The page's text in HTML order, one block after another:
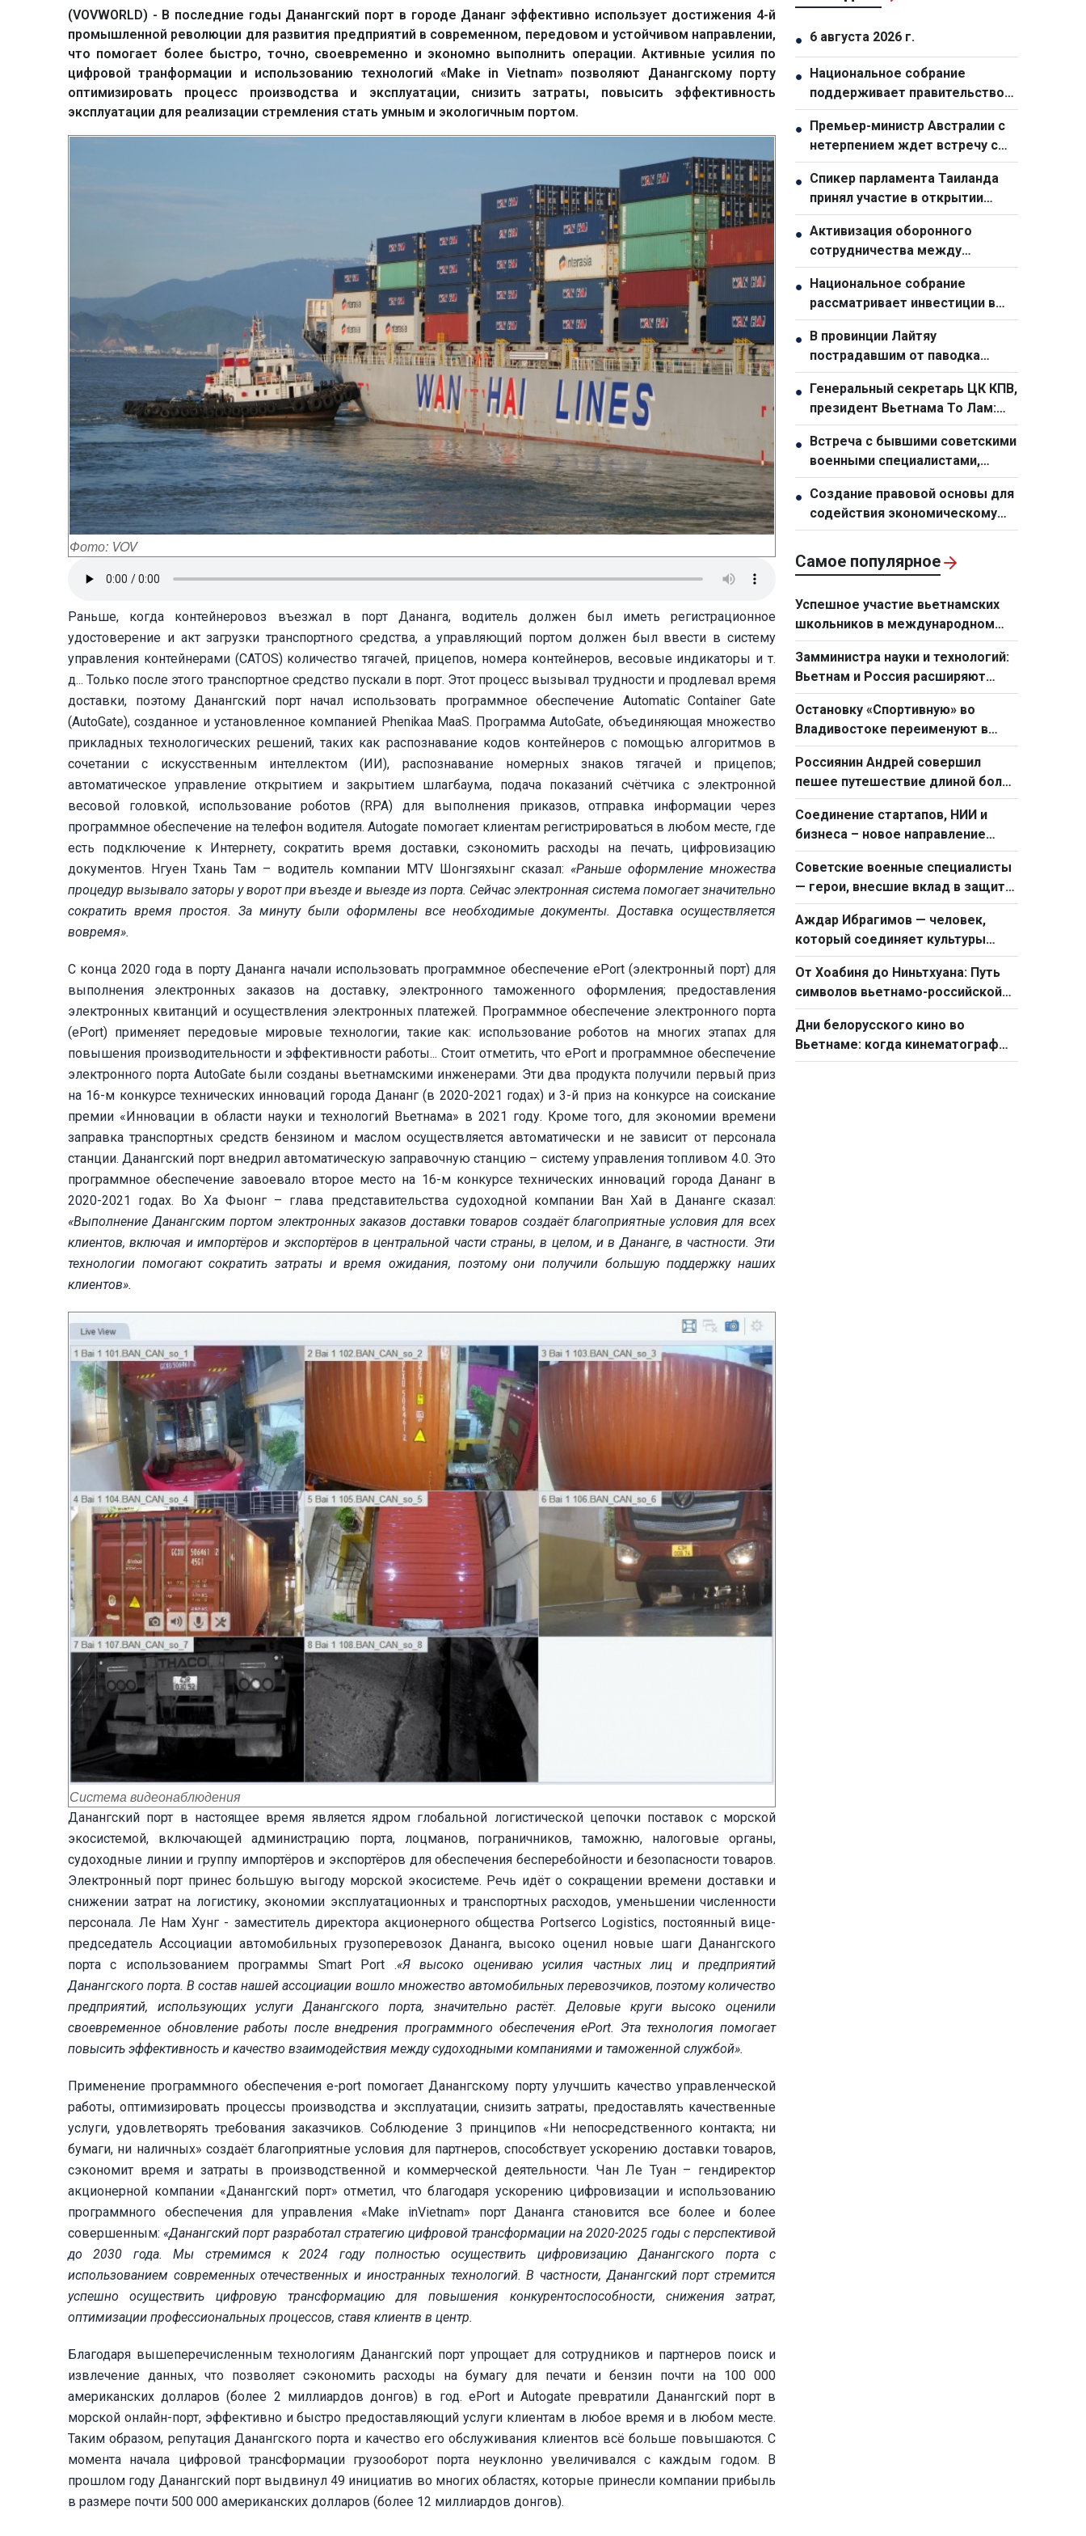
(VOVWORLD) - В последние годы Данангский порт в городе Дананг эффективно использует достижения 4-й
промышленной революции для развития предприятий в современном, передовом и устойчивом направлении,
что помогает более быстро, точно, своевременно и экономно выполнить операции. Активные усилия по
цифровой транформации и использованию технологий «Make in Vietnam» позволяют Данангскому порту
оптимизировать процесс производства и эксплуатации, снизить затраты, повысить эффективность
эксплуатации для реализации стремления стать умным и экологичным портом.
Фото: VOV
Раньше, когда контейнеровоз въезжал в порт Дананга, водитель должен был иметь регистрационное
удостоверение и акт загрузки транспортного средства, а управляющий портом должен был ввести в систему
управления контейнерами (CATOS) количество тягачей, прицепов, номера контейнеров, весовые индикаторы и т.
д... Только после этого транспортное средство пускали в порт. Этот процесс вызывал трудности и продлевал время
доставки, поэтому Данангский порт начал использовать программное обеспечение Automatic Container Gate
(AutoGate), созданное и установленное компанией Phenikaa MaaS. Программа AutoGate, объединяющая множество
прикладных технологических решений, таких как распознавание кодов контейнеров с помощью алгоритмов в
сочетании с искусственным интеллектом (ИИ), распознавание номерных знаков тягачей и прицепов;
автоматическое управление открытием и закрытием шлагбаума, подача показаний счётчика с электронной
весовой головкой, использование роботов (RPA) для выполнения приказов, отправка информации через
программное обеспечение на телефон водителя. Autogate помогает клиентам регистрироваться в любом месте, где
есть подключение к Интернету, сократить время доставки, сэкономить расходы на печать, цифровизацию
документов. Нгуен Тхань Там – водитель компании МТV Шонгзяхынг сказал: «Раньше оформление множества
процедур вызывало заторы у ворот привъезде и выездеиз порта. Сейчас электронная система помогает значительно
сократить время простоя. За минуту были оформлены все необходимые документы. Доставка осуществляется
вовремя».
С конца 2020 года в порту Дананга начали использовать программное обеспечение ePort (электронный порт) для
выполнения электронных заказов на доставку, электронного таможенного оформления; предоставления
электронных квитанций и осуществления электронных платежей. Программное обеспечение электронного порта
(ePort) применяет передовые мировые технологии, такие как: использование роботов на многих этапах для
повышения производительности и эффективности работы... Стоит отметить, что ePort и программное обеспечение
электронного порта AutoGate были созданы вьетнамскими инженерами. Эти два продукта получили первый приз
на 16-м конкурсе технических инноваций города Дананг (в 2020-2021 годах) и 3-й приз на конкурсе на соискание
премии «Инновации в области науки и технологий Вьетнама» в 2021 году. Кроме того, для экономии времени
заправка транспортных средств бензином и маслом осуществляется автоматически и не зависит от персонала
станции. Данангский порт внедрил автоматическую заправочную станцию – систему управления топливом 4.0. Это
программное обеспечение завоевало второе место на 16-м конкурсе технических инноваций города Дананг в
2020-2021 годах. Во Ха Фыонг – глава представительства судоходной компании Ван Хай в Дананге сказал:
«Выполнение Данангским портом электронных заказов доставки товаров создаёт благоприятные условия длявсех
клиентов, включая и импортёров и экспортёров в центральной части страны, в целом, и в Дананге, в частности. Эти
технологии помогают сократить затраты и время ожидания, поэтому они получили большую поддержку наших
клиентов».
Система видеонаблюдения
Данангский порт в настоящее время является ядром глобальной логистической цепочки поставок с морской
экосистемой, включающей администрацию порта, лоцманов, пограничников, таможню, налоговые органы,
судоходные линии и группу импортёров и экспортёров для обеспечения бесперебойности и безопасности товаров.
Электронный порт принес большую выгоду морской экосистеме. Речь идёт о сокращении времени доставки и
снижении затрат на логистику, экономии эксплуатационных и транспортных расходов, уменьшении численности
персонала. Ле Нам Хунг - заместитель директора акционерного общества Portserco Logistics, постоянный вице-
председатель Ассоциации автомобильных грузоперевозок Дананга, высоко оценил новые шаги Данангского
порта с использованием программы Smart Port .«Я высоко оцениваю усилия частных лиц и предприятий
Данангского порта. В состав нашей ассоциации вошло множество автомобильных перевозчиков, поэтому количество
предприятий, использующих услуги Данангского порта, значительно растёт. Деловые круги высоко оценили
своевременное обновление работы после внедрения программного обеспечения ePort. Эта технология помогает
повысить эффективность и качество взаимодействия между судоходными компаниями и таможенной службой».
Применение программного обеспечения e-port помогает Данангскому порту улучшить качество управленческой
работы, оптимизировать процессы производства и эксплуатации, снизить затраты, предоставлять качественные
услуги, удовлетворять требования заказчиков. Соблюдение 3 принципов «Ни непосредственного контакта; ни
бумаги, ни наличных» создаёт благоприятные условия для партнеров, способствует ускорению доставки товаров,
сэкономит время и затраты в производственной и коммерческой деятельности. Чан Ле Туан – гендиректор
акционерной компании «Данангский порт» отметил, что благодаря ускорению цифровизации и использованию
программного обеспечения для управления «Make inVietnam» порт Дананга становится все более и более
совершенным: «Данангский порт разработал стратегию цифровой трансформации на 2020-2025 годы с перспективой
до 2030 года. Мы стремимся к 2024 году полностью осуществить цифровизацию Данангского порта с
использованием современных отечественных и иностранных технологий. В частности, Данангский порт стремится
успешно осуществить цифровую трансформацию для повышения конкурентоспособности, снижения затрат,
оптимизации профессиональных процессов, ставя клиентв в центр.
Благодаря вышеперечисленным технологиям Данангский порт упрощает для сотрудников и партнеров поиск и
извлечение данных, что позволяет сэкономить расходы на бумагу для печати и бензин почти на 100 000
американских долларов (более 2 миллиардов донгов) в год. ePort и Autogate превратили Данангский порт в
морской онлайн-порт, эффективно и быстро предоставляющий услуги клиентам в любое время и в любом месте.
Таким образом, репутация Данангского порта и качество его обслуживания клиентов всё больше повышаются. С
момента начала цифровой трансформации грузооборот порта неуклонно увеличивался с каждым годом. В
прошлом году Данангский порт выдвинул 49 инициатив во многих областях, которые принесли компании прибыль
в размере почти 500 000 американских долларов (более 12 миллиардов донгов).
● 6 августа 2026 г.
● Национальное собрание
поддерживает правительство
ради двузначного роста
● Премьер-министр Австралии с
нетерпением ждет встречу с
генсеком ЦК КПВ, президентом
Вьетнама То Ламом
● Спикер парламента Таиланда
принял участие в открытии
выставки, посвященной 50-
летию отношений с Вьетнамом
● Активизация оборонного
сотрудничества между
Вьетнамом и Малайзией
● Национальное собрание
рассматривает инвестиции в
ключевые национальные
объекты для стимулирования
экономического роста
● В провинции Лайтяу
пострадавшим от паводка
семьям переданы 24 дома в
новом переселенческом
посёлке
● Генеральный секретарь ЦК КПВ,
президент Вьетнама То Лам:
Необходимо кардинально
обновить планирование и
организационную работу по
развитию инфраструктуры
● Встреча с бывшими советскими
военными специалистами,
работавшими во Вьетнаме
● Создание правовой основы для
содействия экономическому
росту
Самое популярное
Успешное участие вьетнамских
школьников в международном
конкурсе чтецов «Евразия говорит
по-русски»
Замминистра науки и технологий:
Вьетнам и Россия расширяют
сотрудничество в сфере
стратегических технологий
Остановку «Спортивную» во
Владивостоке переименуют в
«Сквер Хо Ши Мина»
Россиянин Андрей совершил
пешее путешествие длиной более
1300 км : Я хотел бы, чтобы мои
сограждане больше узнали о
Вьетнаме
Соединение стартапов, НИИ и
бизнеса – новое направление
вьетнамо-российского
сотрудничества
Советские военные специалисты
— герои, внесшие вклад в защиту
мирного неба Вьетнама
Аждар Ибрагимов — человек,
который соединяет культуры
Вьетнама и Азербайджана с
помощью кино
От Хоабиня до Ниньтхуана: Путь
символов вьетнамо-российской
дружбы
Дни белорусского кино во
Вьетнаме: когда кинематограф
как мост между народами двух